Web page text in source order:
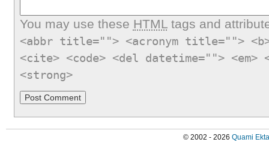
You may use these HTMLtags and
<abbr title=""> <acronym title="">
<cite> <code> <del datetime="">
<strong>
© 2002 - 2026 Quami